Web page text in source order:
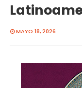
MAYO 18, 2026